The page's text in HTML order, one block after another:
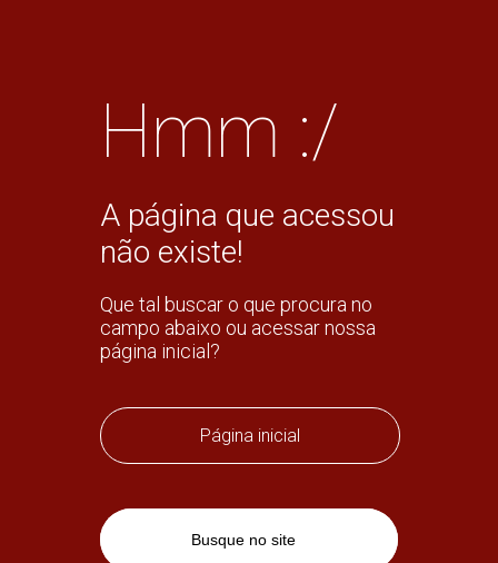
Hmm :/
A página que acessou
não existe!
Que tal buscar o que procura no
campo abaixo ou acessar nossa
página inicial?
Página inicial